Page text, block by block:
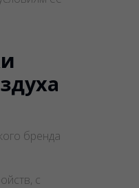
бренда
с